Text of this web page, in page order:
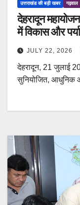
उत्तराखंड की बड़ी खबर गढ़वाल
देहरादून
में विकास और
JULY 22, 2026
देहरादून, 21 जुलाई
सुनियोजित, आधुनिक